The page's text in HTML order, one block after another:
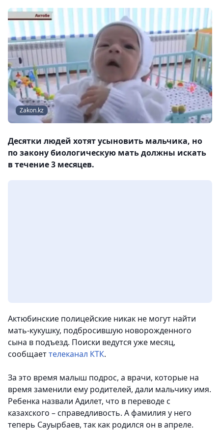
Zakon.kz
Десятки людей хотят усыновить мальчика, но
по закону биологическую мать должны искать
в течение 3 месяцев.
Актюбинские полицейские никак не могут найти
мать-кукушку, подбросившую новорожденного
сына в подъезд. Поиски ведутся уже месяц,
сообщаеттелеканал КТК.
За это время малыш подрос, а врачи, которые на
время заменили ему родителей, дали мальчику имя.
Ребенка назвали Адилет, что в переводе с
казахского – справедливость. А фамилия у него
теперь Сауырбаев, так как родился он в апреле.